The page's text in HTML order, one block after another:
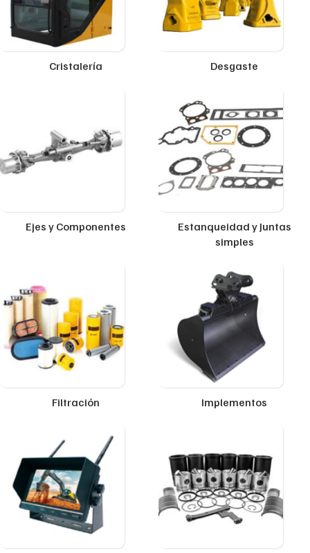
Cristalería Desgaste
Ejes y Componentes
Estanqueidad y Juntas
simples
Filtración Implementos